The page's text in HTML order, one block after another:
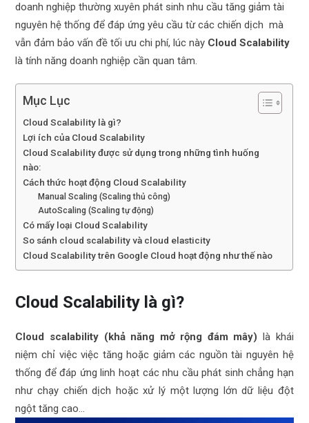
doanh nghiệp thường xuyên phát sinh nhu cầu tăng giảm tài
nguyên hệ thống để đáp ứng yêu cầu từ các chiến dịch mà
vẫn đảm bảo vấn đề tối ưu chi phí, lúc này Cloud Scalability
là tính năng doanh nghiệp cần quan tâm.
Mục Lục
Cloud Scalability là gì?
Lợi ích của Cloud Scalability
Cloud Scalability được sử dụng trong những tình huống
nào:
Cách thức hoạt động Cloud Scalability
Manual Scaling (Scaling thủ công)
AutoScaling (Scaling tự động)
Có mấy loại Cloud Scalability
So sánh cloud scalability và cloud elasticity
Cloud Scalability trên Google Cloud hoạt động như thế nào
Cloud Scalability là gì?
Cloud scalability (khả năng mở rộng đám mây) là khái
niệm chỉ việc việc tăng hoặc giảm các nguồn tài nguyên hệ
thống để đáp ứng linh hoạt các nhu cầu phát sinh chẳng hạn
như chạy chiến dịch hoặc xử lý một lượng lớn dữ liệu đột
ngột tăng cao…